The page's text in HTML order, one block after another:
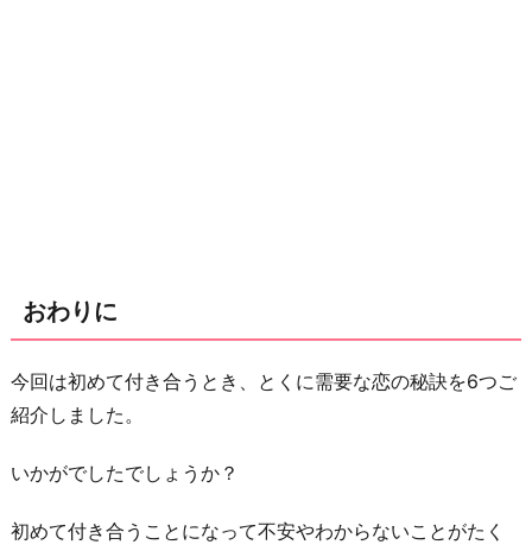
おわりに
今回は初めて付き合うとき、とくに需要な恋の秘訣を6つご
紹介しました。
いかがでしたでしょうか？
初めて付き合うことになって不安やわからないことがたく